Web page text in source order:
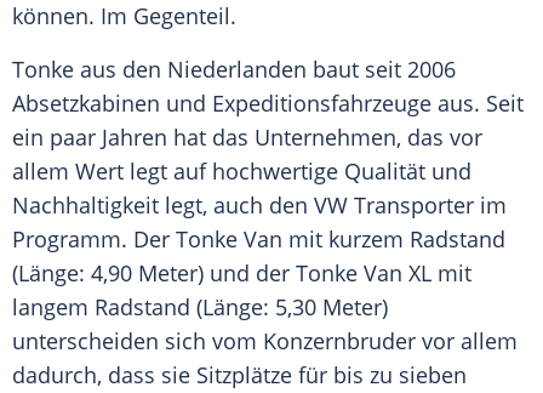
können. Im Gegenteil.
Tonke aus den Niederlanden baut seit 2006
Absetzkabinen und Expeditionsfahrzeuge aus. Seit
ein paar Jahren hat das Unternehmen, das vor
allem Wert legt auf hochwertige Qualität und
Nachhaltigkeit legt, auch den VW Transporter im
Programm. Der Tonke Van mit kurzem Radstand
(Länge: 4,90 Meter) und der Tonke Van XL mit
langem Radstand (Länge: 5,30 Meter)
unterscheiden sich vom Konzernbruder vor allem
dadurch, dass sie Sitzplätze für bis zu sieben